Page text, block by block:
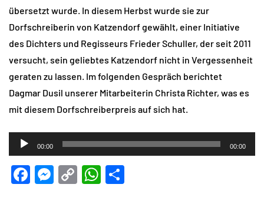
übersetzt wurde. In diesem Herbst wurde sie zur
Dorfschreiberin von Katzendorf gewählt, einer Initiative
des Dichters und Regisseurs Frieder Schuller, der seit 2011
versucht, sein geliebtes Katzendorf nicht in Vergessenheit
geraten zu lassen. Im folgenden Gespräch berichtet
Dagmar Dusil unserer Mitarbeiterin Christa Richter, was es
mit diesem Dorfschreiberpreis auf sich hat.
Audio-
Player
00:00 00:00
Facebook
Messenger
CopyWhatsApp